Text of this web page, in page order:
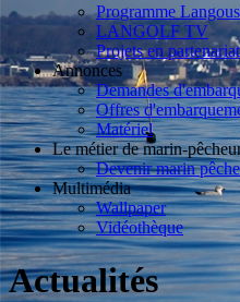
Programme
LANGOLF TV
Projets en partenariat
Annonces
Demandes
Offres
Matériel
Le métier de marin-
Devenir marin
Multimédia
Wallpaper
Vidéothèque
Actualités